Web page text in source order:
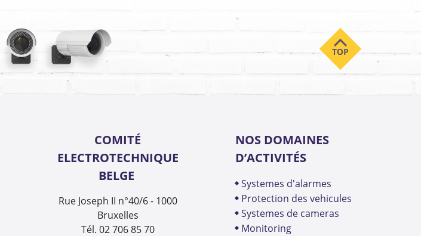
COMITÉ
ELECTROTECHNIQUE
BELGE
Rue Joseph II n°40/6 - 1000
Bruxelles
Tél. 02 706 85 70
NOS DOMAINES
D’ACTIVITÉS
systemes d'alarmes
protection des vehicules
systemes de cameras
monitoring